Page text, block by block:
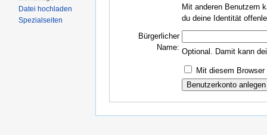
Mit anderen Benutzern
du deine Identität
Bürgerlicher
Name: Optional. Damit kann
Mit diesem
Datei hochladen
Spezialseiten